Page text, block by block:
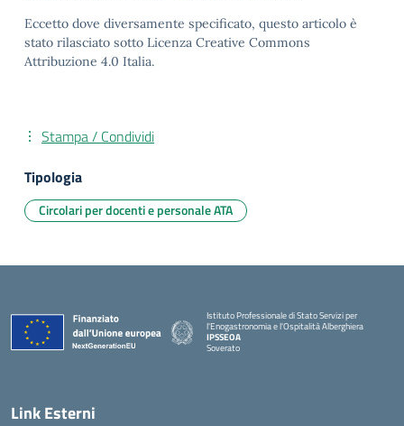
Eccetto dove diversamente specificato, questo articolo è
stato rilasciato sotto Licenza Creative Commons
Attribuzione 4.0 Italia.
Stampa / Condividi
Tipologia
Circolari per docenti e personale ATA
Istituto Professionale di Stato Servizi per
l'Enogastronomia e l'Ospitalità Alberghiera
IPSSEOA
Soverato
Link Esterni